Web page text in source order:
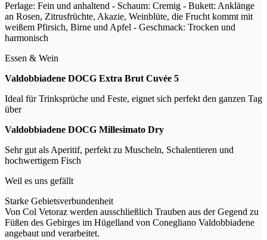
Perlage: Fein und anhaltend - Schaum: Cremig - Bukett: Anklänge
an Rosen, Zitrusfrüchte, Akazie, Weinblüte, die Frucht kommt mit
weißem Pfirsich, Birne und Apfel - Geschmack: Trocken und
harmonisch
Essen & Wein
Valdobbiadene DOCG Extra Brut Cuvée 5
Ideal für Trinksprüche und Feste, eignet sich perfekt den ganzen Tag
über
Valdobbiadene DOCG Millesimato Dry
Sehr gut als Aperitif, perfekt zu Muscheln, Schalentieren und
hochwertigem Fisch
Weil es uns gefällt
Starke Gebietsverbundenheit
Von Col Vetoraz werden ausschließlich Trauben aus der Gegend zu
Füßen des Gebirges im Hügelland von Conegliano Valdobbiadene
angebaut und verarbeitet.